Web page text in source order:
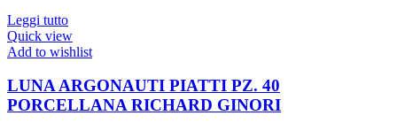
€587,00.
Leggi tutto
Quick view
Add to wishlist
LUNA ARGONAUTI PIATTI PZ. 40
PORCELLANA RICHARD GINORI